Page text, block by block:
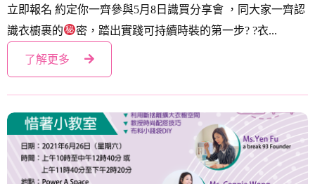
立即報名 約定你一齊參與5月8日識買分享會 ，同大家一齊認
識衣櫥裹的
密，踏出實踐可持續時裝的第一步? ?衣...
了解更多